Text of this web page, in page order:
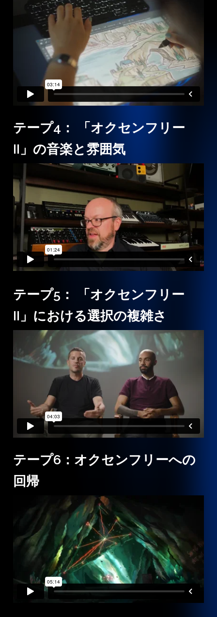
テープ4： 「オクセンフリー
II」の音楽と雰囲気
テープ5： 「オクセンフリー
II」における選択の複雑さ
テープ6：オクセンフリーへの
回帰